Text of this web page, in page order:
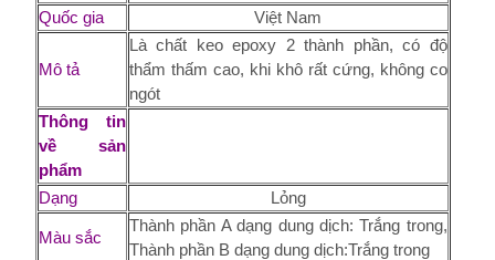
Quốc gia Việt Nam
Mô tả
Là chất keo epoxy 2 thành phần, có độ
thẩm thấm cao, khi khô rất cứng, không co
ngót
Thông tin
về sản
phẩm
Dạng
Lỏng
Màu sắc
Thành phần A dạng dung dịch: Trắng trong,
Thành phần B dạng dung dịch:Trắng trong